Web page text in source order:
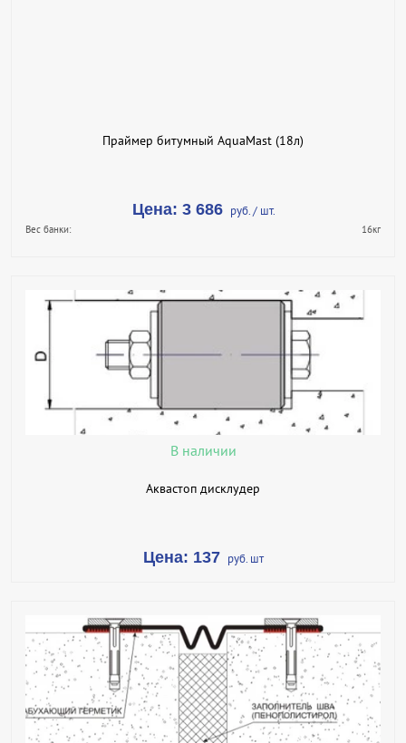
Праймер битумный AquaMast (18л)
Цена: 3 686 руб. / шт.
Вес банки: 16кг
В КОРЗИНУ
КУПИТЬ В 1 КЛИК
В наличии
Аквастоп дисклудер
Цена: 137 руб. шт
В КОРЗИНУ
КУПИТЬ В 1 КЛИК
ПОДРОБНЕЕ